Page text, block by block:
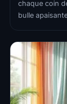
chaque coin
bulle